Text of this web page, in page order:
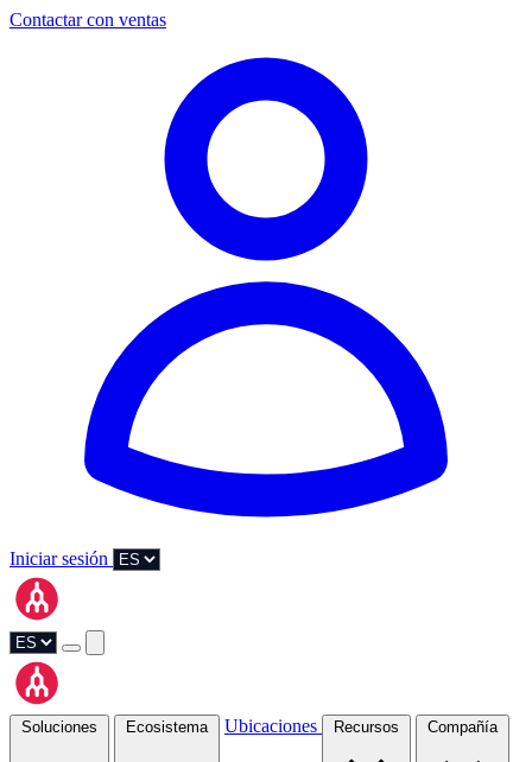
Contactar con ventas
Iniciar sesión
Ecosistema Ubicaciones Compañía